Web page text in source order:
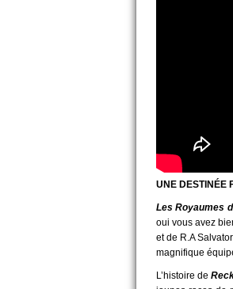
UNE DESTINÉE
Les Royaumes
oui vous avez
et de R.A
magnifique
L’histoire de